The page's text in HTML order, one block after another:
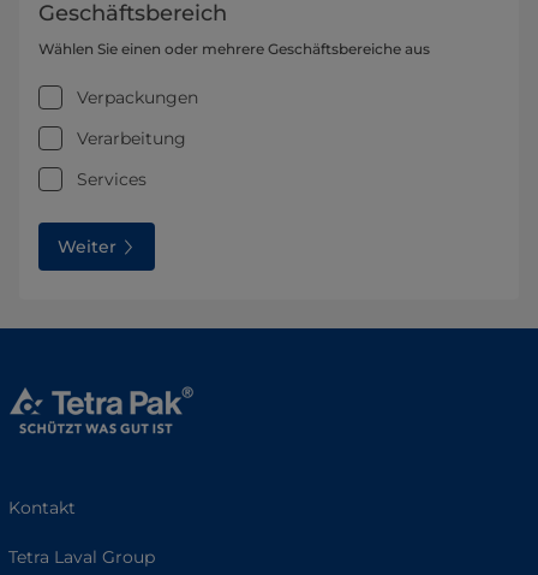
Geschäftsbereich
Wählen Sie einen oder mehrere Geschäftsbereiche aus
Verpackungen
Verarbeitung
Services
Weiter
Kontakt
Tetra Laval Group